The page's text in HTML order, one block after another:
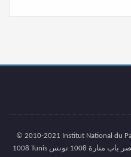
© 2010-2021 Institut National du
1008 Tunis المعهد الوطني للتراث، 04 ساحة القصر باب منارة 1008 تونس Tél.